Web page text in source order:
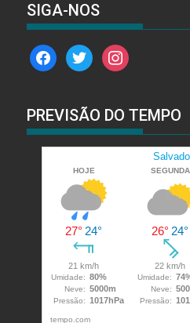
SIGA-NOS
facebooktwitterinstagram
PREVISÃO DO TEMPO